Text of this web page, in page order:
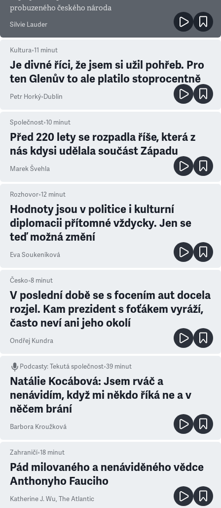
probuzeného českého národa
Silvie Lauder
Kultura•11 minut
Je divné říci, že jsem si užil pohřeb. Pro
ten Glenův to ale platilo stoprocentně
Petr Horký•Dublin
Společnost•10 minut
Před 220 lety se rozpadla říše, která z
nás kdysi udělala součást Západu
Marek Švehla
Rozhovor•12 minut
Hodnoty jsou v politice i kulturní
diplomacii přítomné vždycky. Jen se
teď možná změní
Eva Soukeníková
Česko•8 minut
V poslední době se s focením aut docela
rozjel. Kam prezident s foťákem vyráží,
často neví ani jeho okolí
Ondřej Kundra
Podcasty:Tekutá společnost•39 minut
Natálie Kocábová: Jsem rváč a
nenávidím, když mi někdo říká ne a v
něčem brání
Barbora Kroužková
Zahraničí•18 minut
Pád milovaného a nenáviděného vědce
Anthonyho Fauciho
Katherine J. Wu, The Atlantic